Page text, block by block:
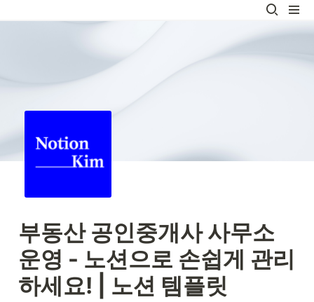
부동산 공인중개사 사무소
운영 - 노션으로 손쉽게 관리
하세요! | 노션 템플릿